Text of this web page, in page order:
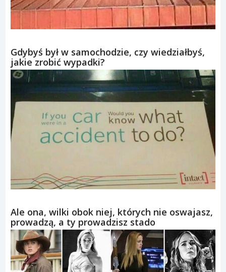
Gdybyś był w samochodzie, czy wiedziałbyś,
jakie zrobić wypadki?
Ale ona, wilki obok niej, których nie oswajasz,
prowadzą, a ty prowadzisz stado